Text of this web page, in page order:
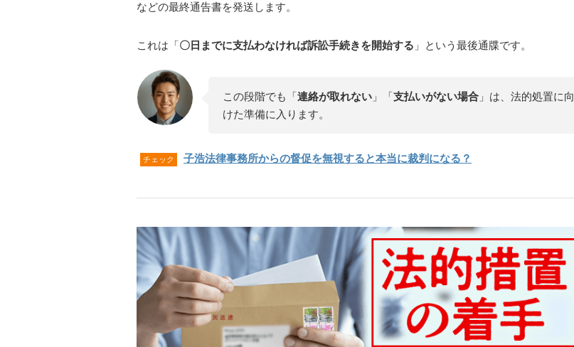
などの最終通告書を発送します。
これは「〇日までに支払わなければ訴訟手続きを開始する 」という最後通牒です。
この段階でも「連絡が取れない 」「支払いがない場合 」は、法的処置に向
けた準備に入ります。
チェック 子浩法律事務所からの督促を無視すると本当に裁判になる？